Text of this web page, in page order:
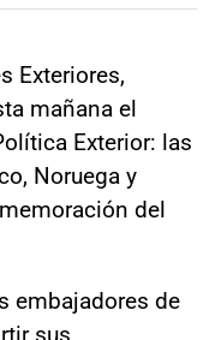
Exteriores,
mañana el
Exterior: las
Noruega y
del
embajadores de
sus